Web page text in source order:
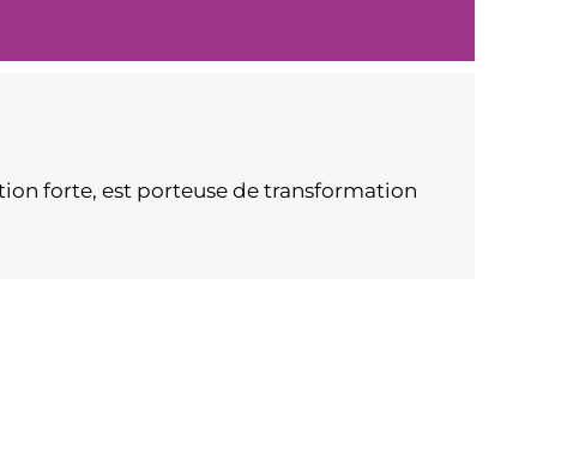
forte, est porteuse de transformation